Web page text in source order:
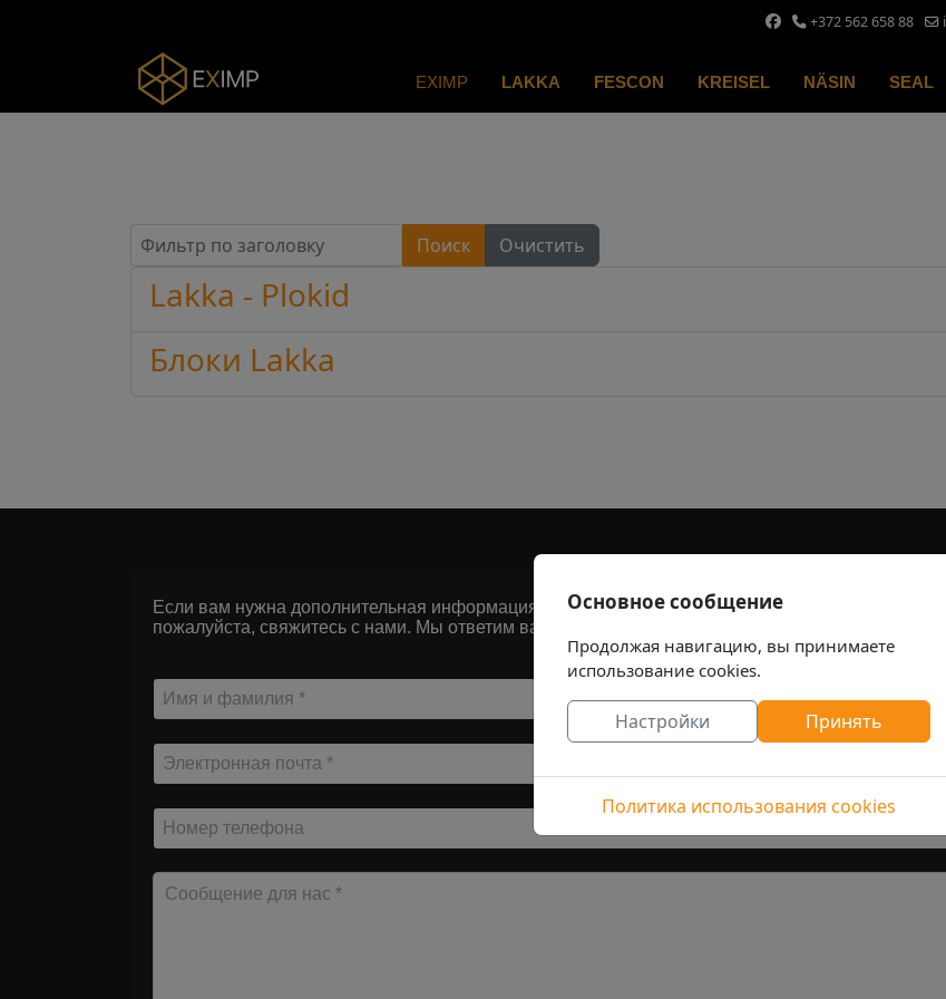
+372 562 658 88
EXIMP LAKKA FESCON KREISEL NÄSIN SEAL
Фильтр по заголовку Поиск Очистить
Lakka - Plokid
Блоки Lakka
Если вам нужна дополнительная информация о товарах, которые мы продаем, или если вы
пожалуйста, свяжитесь с нами. Мы ответим вам при первой же возможности.
Основное сообщение
Продолжая навигацию, вы принимаете
использование cookies.
Настройки Принять
Политика использования cookies